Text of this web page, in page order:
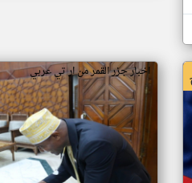
اخبار جزر القمر من ار تي عربي